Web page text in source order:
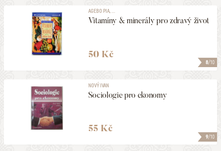
8/10
AGEBO PIA, ...
Vitamíny & minerály pro zdravý život
50 Kč
9/10
NOVÝ IVAN
Sociologie pro ekonomy
55 Kč